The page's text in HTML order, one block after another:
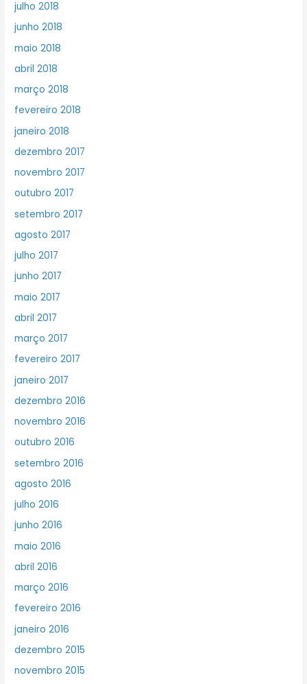
julho 2018
junho 2018
maio 2018
abril 2018
março 2018
fevereiro 2018
janeiro 2018
dezembro 2017
novembro 2017
outubro 2017
setembro 2017
agosto 2017
julho 2017
junho 2017
maio 2017
abril 2017
março 2017
fevereiro 2017
janeiro 2017
dezembro 2016
novembro 2016
outubro 2016
setembro 2016
agosto 2016
julho 2016
junho 2016
maio 2016
abril 2016
março 2016
fevereiro 2016
janeiro 2016
dezembro 2015
novembro 2015